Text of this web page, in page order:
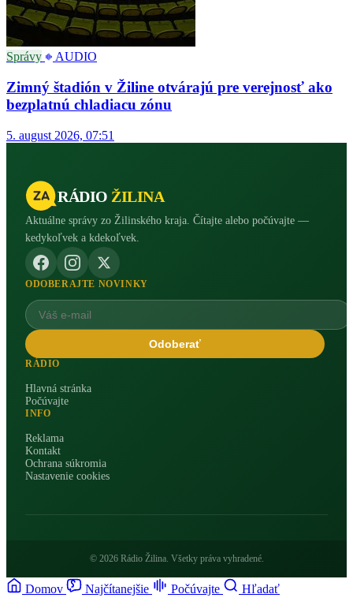
Správy AUDIO
Zimný štadión v Žiline otvárajú pre verejnosť ako
bezplatnú chladiacu zónu
5. august 2026, 07:51
RÁDIO ŽILINA
Aktuálne správy zo Žilinského kraja. Čítajte alebo počúvajte —
kedykoľvek a kdekoľvek.
ODOBERAJTE NOVINKY
Odoberať
RÁDIO
Hlavná stránka
Počúvajte
INFO
Reklama
Kontakt
Ochrana súkromia
Nastavenie cookies
© 2026 Rádio Žilina. Všetky práva vyhradené.
Domov Najčítanejšie Počúvajte Hľadať